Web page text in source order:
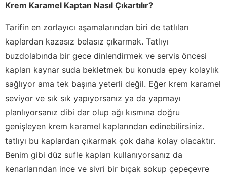
Krem Karamel Kaptan Nasıl Çıkartılır?
Tarifin en zorlayıcı aşamalarından biri de tatlıları
kaplardan kazasız belasız çıkarmak. Tatlıyı
buzdolabında bir gece dinlendirmek ve servis öncesi
kapları kaynar suda bekletmek bu konuda epey kolaylık
sağlıyor ama tek başına yeterli değil. Eğer krem karamel
seviyor ve sık sık yapıyorsanız ya da yapmayı
planlıyorsanız dibi dar olup ağı kısmına doğru
genişleyen krem karamel kaplarından edinebilirsiniz.
tatlıyı bu kaplardan çıkarmak çok daha kolay olacaktır.
Benim gibi düz sufle kapları kullanıyorsanız da
kenarlarından ince ve sivri bir bıçak sokup çepeçevre